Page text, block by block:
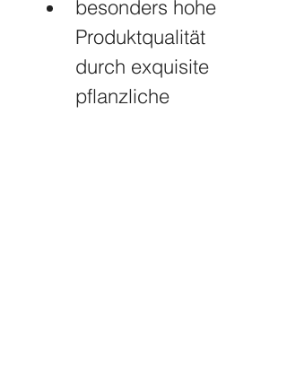
besonders hohe
Produktqualität
durch exquisite
pflanzliche